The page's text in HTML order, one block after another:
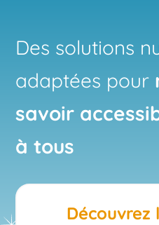
Des solutions
adaptées pour
savoir
à tous